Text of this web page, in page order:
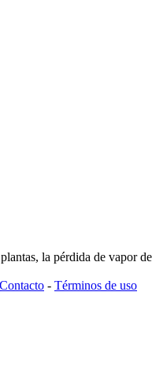
la pérdida de vapor
Contacto - Términos de uso